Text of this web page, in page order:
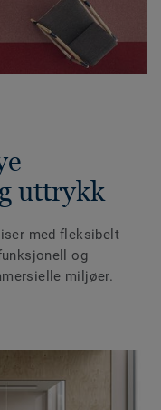
uttrykk
med fleksibelt
og
miljøer.